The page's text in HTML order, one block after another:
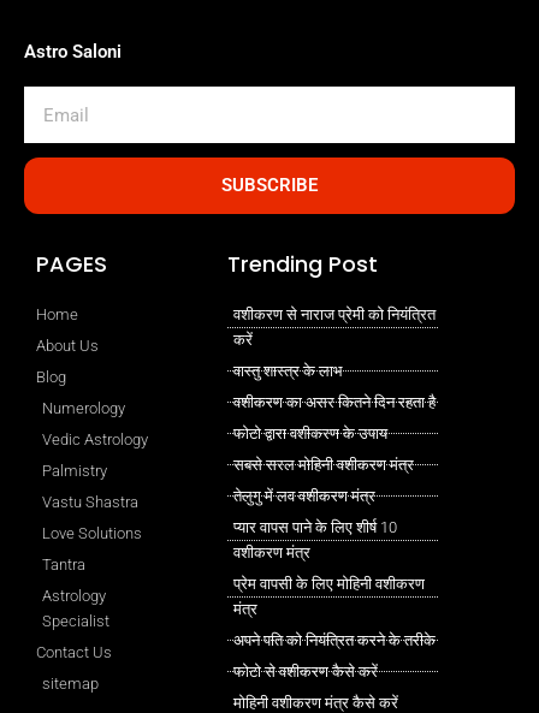
Astro Saloni
SUBSCRIBE
PAGES
Home
About Us
Blog
Numerology
Vedic Astrology
Palmistry
Vastu Shastra
Love Solutions
Tantra
Astrology
Specialist
Contact Us
sitemap
Trending Post
वशीकरण से नाराज प्रेमी को नियंत्रित
करें
वास्तु शास्त्र के लाभ
वशीकरण का असर कितने दिन रहता है
फोटो द्वारा वशीकरण के उपाय
सबसे सरल मोहिनी वशीकरण मंत्र
तेलुगु में लव वशीकरण मंत्र
प्यार वापस पाने के लिए शीर्ष 10
वशीकरण मंत्र
प्रेम वापसी के लिए मोहिनी वशीकरण
मंत्र
अपने पति को नियंत्रित करने के तरीके
फोटो से वशीकरण कैसे करें
मोहिनी वशीकरण मंत्र कैसे करें